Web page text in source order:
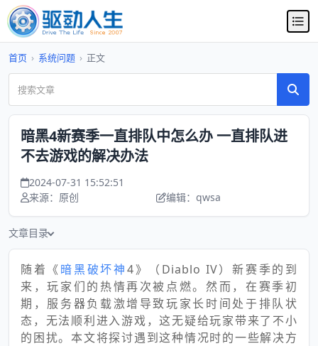
首页 › 系统问题 › 正文
暗黑4新赛季一直排队中怎么办 一直排队进
不去游戏的解决办法
2024-07-31 15:52:51
来源：原创
编辑：qwsa
文章目录
随着《暗黑破坏神4》（Diablo IV）新赛季的到
来，玩家们的热情再次被点燃。然而，在赛季初
期，服务器负载激增导致玩家长时间处于排队状
态，无法顺利进入游戏，这无疑给玩家带来了不小
的困扰。本文将探讨遇到这种情况时的一些解决方